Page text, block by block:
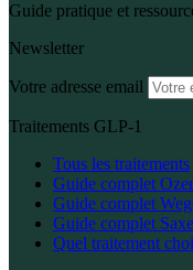
Guide pratique et
Newsletter
Votre adresse email
Traitements GLP-1
Tous les traitements
Guide complet
Guide complet
Guide complet
Quel traitement